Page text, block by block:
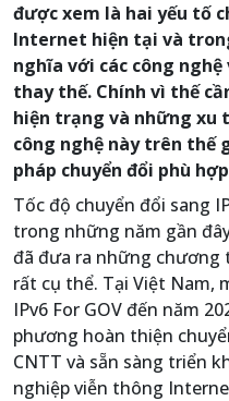
được xem là hai yếu tố
Internet hiện tại và
nghĩa với các công
thay thế. Chính vì thế
hiện trạng và những xu
công nghệ này trên thế
pháp chuyển đổi phù
Tốc độ chuyển đổi sang
trong những năm gần
đã đưa ra những chương
rất cụ thể. Tại Việt Nam,
IPv6 For GOV đến năm
phương hoàn thiện
CNTT và sẵn sàng triển
nghiệp viễn thông